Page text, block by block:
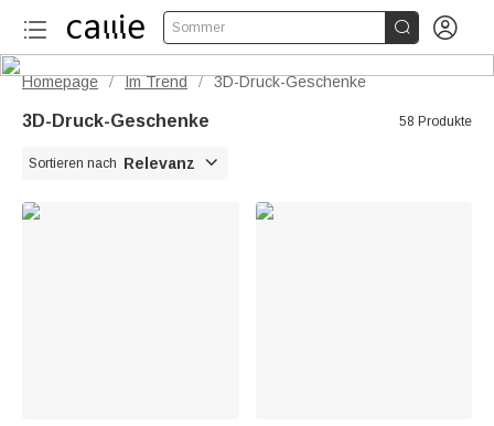
Sommer  
Homepage / Im Trend / 3D-Druck-Geschenke
3D-Druck-Geschenke 58 Produkte
Sortieren nach Relevanz 